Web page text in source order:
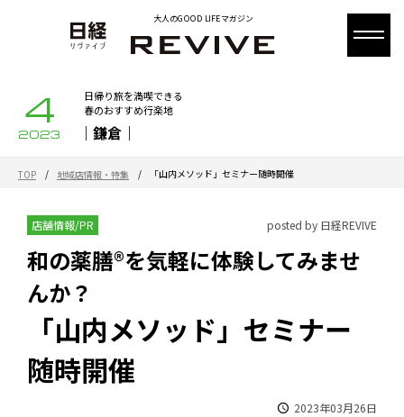
大人のGOOD LIFEマガジン
4
2023
日帰り旅を満喫できる
春のおすすめ行楽地
｜鎌倉｜
TOP / 地域店情報・特集 / 「山内メソッド」セミナー随時開催
店舗情報/PR posted by 日経REVIVE
和の薬膳®を気軽に体験してみませ
んか？
「山内メソッド」セミナー
随時開催
2023年03月26日